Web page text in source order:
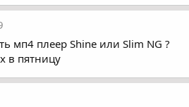
мп4 плеер Shine или Slim NG ?
в пятницу